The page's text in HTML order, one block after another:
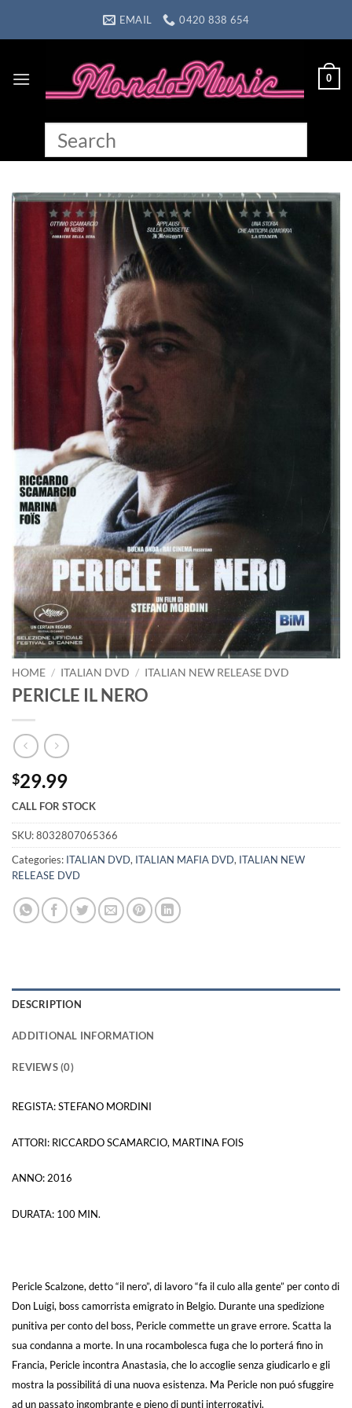
EMAIL 0420 838 654
0
HOME / ITALIAN DVD / ITALIAN NEW RELEASE DVD
PERICLE IL NERO
$29.99
CALL FOR STOCK
SKU:8032807065366
Categories: ITALIAN DVD, ITALIAN MAFIA DVD, ITALIAN NEW
RELEASE DVD
DESCRIPTION
ADDITIONAL INFORMATION
REVIEWS (0)
REGISTA: STEFANO MORDINI
ATTORI: RICCARDO SCAMARCIO, MARTINA FOIS
ANNO: 2016
DURATA: 100 MIN.
Pericle Scalzone, detto “il nero”, di lavoro “fa il culo alla gente” per conto di
Don Luigi, boss camorrista emigrato in Belgio. Durante una spedizione
punitiva per conto del boss, Pericle commette un grave errore. Scatta la
sua condanna a morte. In una rocambolesca fuga che lo porterá fino in
Francia, Pericle incontra Anastasia, che lo accoglie senza giudicarlo e gli
mostra la possibilitá di una nuova esistenza. Ma Pericle non puó sfuggire
ad un passato ingombrante e pieno di punti interrogativi.